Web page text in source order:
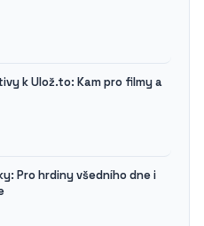
k Ulož.to: Kam pro filmy a
Pro hrdiny všedního dne i